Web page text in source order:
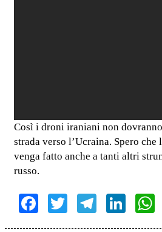
Così i droni iraniani non
strada verso l’Ucraina. Spero che
venga fatto anche a tanti altri
russo.
Facebook
Twitter